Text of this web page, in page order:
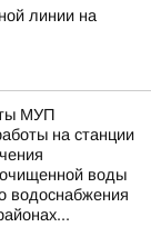
линии на
МУП
на станции
очищенной воды
водоснабжения